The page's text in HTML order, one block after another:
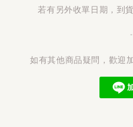
若有另外收單日期，到
如有其他商品疑問，歡迎